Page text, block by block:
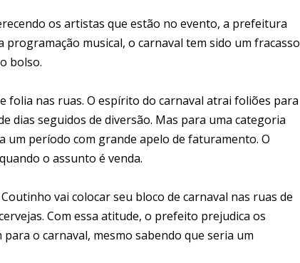
os artistas que estão no evento, a prefeitura
musical, o carnaval tem sido um fracasso
bolso.
folia nas ruas. O espírito do carnaval atrai foliões para
dias seguidos de diversão. Mas para uma categoria
um período com grande apelo de faturamento. O
o assunto é venda.
vai colocar seu bloco de carnaval nas ruas de
Com essa atitude, o prefeito prejudica os
o carnaval, mesmo sabendo que seria um